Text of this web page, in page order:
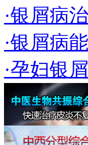
·银屑病
·银屑病
·孕妇银